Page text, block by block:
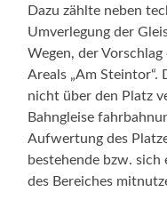
Dazu zählte neben
Umverlegung der
Wegen, der
Areals „Am Steintor“.
nicht über den Platz
Bahngleise
Aufwertung des
bestehende bzw.
des Bereiches